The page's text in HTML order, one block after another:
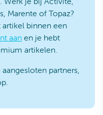
Marente of Topaz?
binnen een
aanen je hebt
artikelen.
partners,